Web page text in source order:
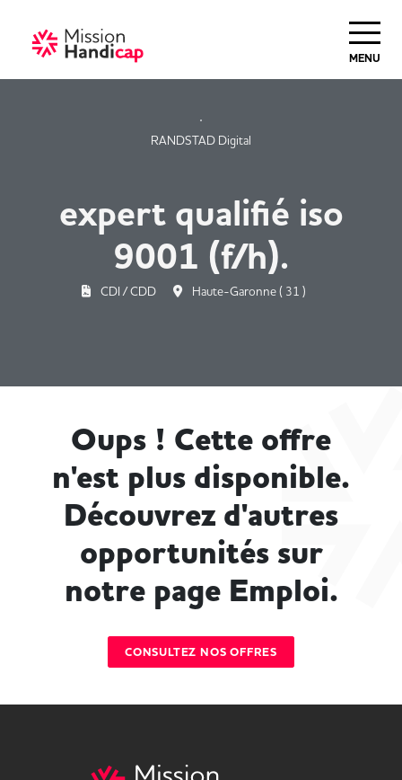
MENU
RANDSTAD Digital
expert qualifié iso
9001 (f/h).
CDI / CDD Haute-Garonne ( 31 )
Oups ! Cette offre
n'est plus disponible.
Découvrez d'autres
opportunités sur
notre page Emploi.
CONSULTEZ NOS OFFRES